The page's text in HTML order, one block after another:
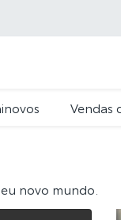
Vendas
novo mundo.